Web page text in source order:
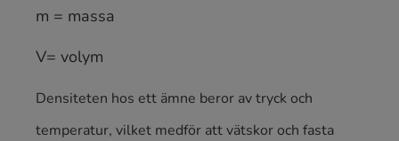
ρ=mV,
[k g m3]
m = massa
V= volym
Densiteten hos ett ämne beror av tryck och
temperatur, vilket medför att vätskor och fasta